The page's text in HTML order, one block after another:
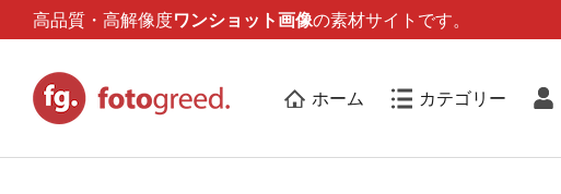
高品質・高解像度ワンショット画像の素材サイトです。
ホーム カテゴリー